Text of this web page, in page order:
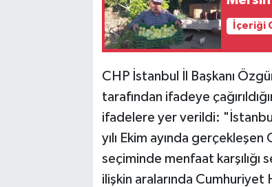
İçeriği
CHP İstanbul İl Başkanı
tarafından ifadeye
ifadelere yer verildi:
yılı Ekim ayında
seçiminde menfaat karşılığı
ilişkin aralarında Cumhuriyet